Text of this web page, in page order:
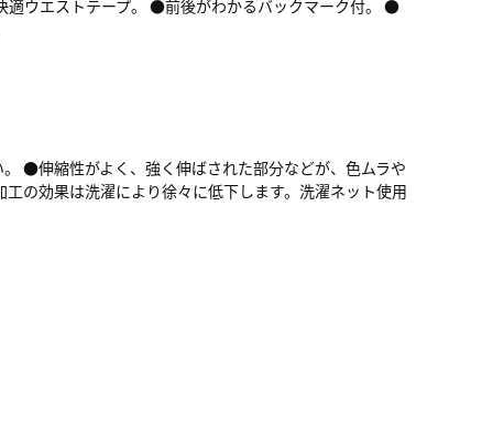
ウエストテープ。 ●前後がわかるバックマーク付。 ●
●伸縮性がよく、強く伸ばされた部分などが、色ムラや
の効果は洗濯により徐々に低下します。洗濯ネット使用